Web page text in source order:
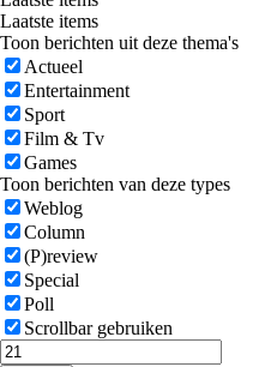
Laatste items
Toon berichten uit deze thema's
Actueel
Entertainment
Sport
Film & Tv
Games
Toon berichten van deze types
Weblog
Column
(P)review
Special
Poll
Scrollbar gebruiken